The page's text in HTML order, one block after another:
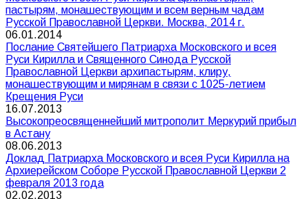
пастырям, монашествующим и всем верным чадам
Русской Православной Церкви. Москва, 2014 г.
06.01.2014
Послание Святейшего Патриарха Московского и всея
Руси Кирилла и Священного Синода Русской
Православной Церкви архипастырям, клиру,
монашествующим и мирянам в связи с 1025-летием
Крещения Руси
16.07.2013
Высокопреосвященнейший митрополит Меркурий прибыл
в Астану
08.06.2013
Доклад Патриарха Московского и всея Руси Кирилла на
Архиерейском Соборе Русской Православной Церкви 2
февраля 2013 года
02.02.2013